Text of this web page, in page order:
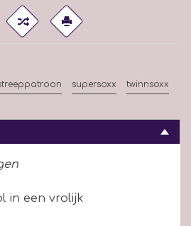
supersoxx twinnsoxx
in een vrolijk